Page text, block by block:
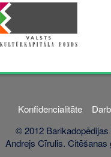
Konfidencialitāte
© 2012
Andrejs Cīrulis.